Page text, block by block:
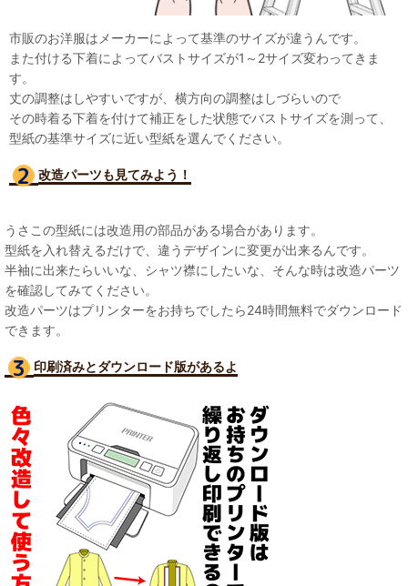
市販のお洋服はメーカーによって基準のサイズが違うんです。
また付ける下着によってバストサイズが1～2サイズ変わってきま
す。
丈の調整はしやすいですが、横方向の調整はしづらいので
その時着る下着を付けて補正をした状態でバストサイズを測って、
型紙の基準サイズに近い型紙を選んでください。
改造パーツも見てみよう！
うさこの型紙には改造用の部品がある場合があります。
型紙を入れ替えるだけで、違うデザインに変更が出来るんです。
半袖に出来たらいいな、シャツ襟にしたいな、そんな時は改造パーツ
を確認してみてください。
改造パーツはプリンターをお持ちでしたら24時間無料でダウンロード
できます。
印刷済みとダウンロード版があるよ